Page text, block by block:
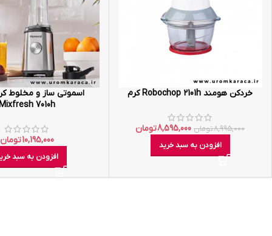
خردکن هومند Robochop 2101h کرم
8,995,000تومان 8,595,000تومان
افزودن به سبد خرید
اسموتی ساز و مخلوط
7010h
10,195,000تومان
افزودن به سبد